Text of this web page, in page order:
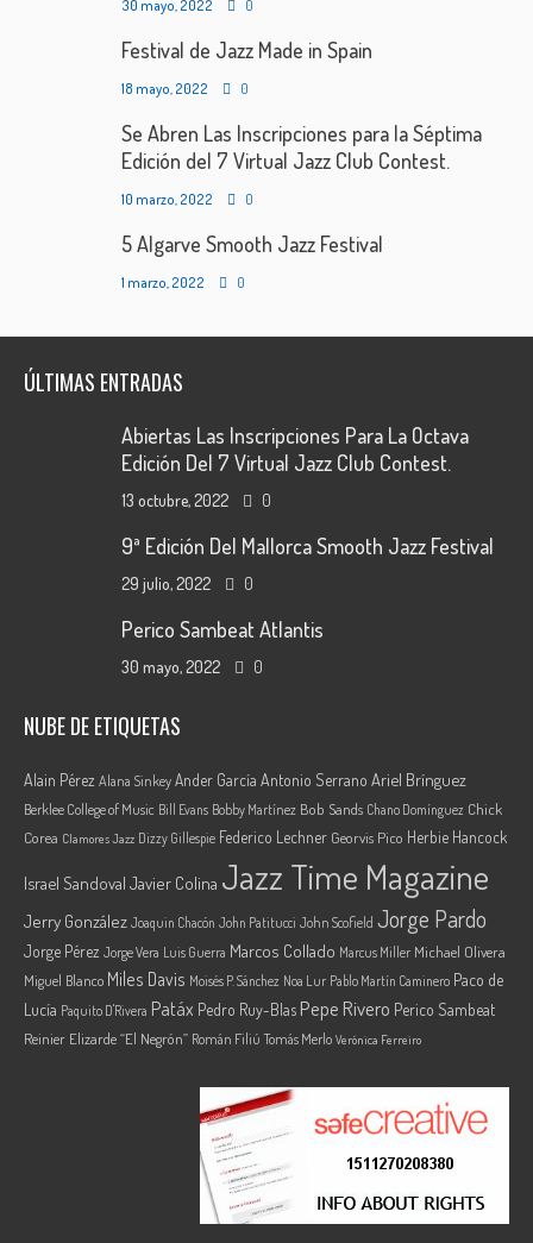
30 mayo, 2022 0
Festival de Jazz Made in Spain
18 mayo, 2022 0
Se Abren Las Inscripciones para la Séptima
Edición del 7 Virtual Jazz Club Contest.
10 marzo, 2022 0
5 Algarve Smooth Jazz Festival
1 marzo, 2022 0
ÚLTIMAS ENTRADAS
Abiertas Las Inscripciones Para La Octava
Edición Del 7 Virtual Jazz Club Contest.
13 octubre, 2022 0
9ª Edición Del Mallorca Smooth Jazz Festival
29 julio, 2022 0
Perico Sambeat Atlantis
30 mayo, 2022 0
NUBE DE ETIQUETAS
Alain Pérez Alana SinkeyAnder García Antonio Serrano Ariel Brínguez
Berklee College of Music Bill Evans Bobby Martínez Bob Sands Chano Domínguez Chick
Corea Clamores Jazz Dizzy Gillespie Federico Lechner Georvis Pico Herbie Hancock
Israel Sandoval Javier Colina Jazz Time Magazine
Jerry González Joaquin Chacón John Patitucci John Scofield Jorge Pardo
Jorge Pérez Jorge Vera Luis Guerra Marcos Collado Marcus Miller Michael Olivera
Miguel Blanco Miles Davis Moisés P. Sánchez Noa Lur Pablo Martín Caminero Paco de
Lucía Paquito D'Rivera Patáx Pedro Ruy-Blas Pepe Rivero Perico Sambeat
Reinier Elizarde “El Negrón” Román Filiú Tomás Merlo Verónica Ferreiro